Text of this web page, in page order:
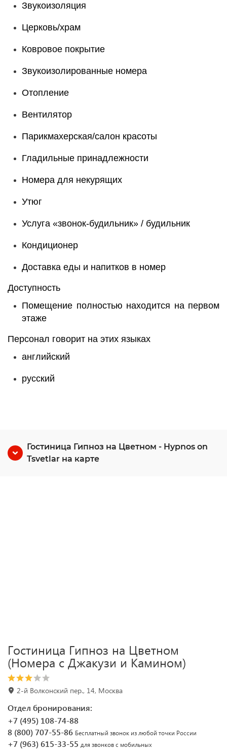
Звукоизоляция
Церковь/храм
Ковровое покрытие
Звукоизолированные номера
Отопление
Вентилятор
Парикмахерская/салон красоты
Гладильные принадлежности
Номера для некурящих
Утюг
Услуга «звонок-будильник» / будильник
Кондиционер
Доставка еды и напитков в номер
Доступность
Помещение полностью находится на первом
этаже
Персонал говорит на этих языках
английский
русский
Гостиница Гипноз на Цветном - Hypnos on
Tsvetlar на карте
Гостиница Гипноз на Цветном
(Номера с Джакузи и Камином)
2-й Волконский пер., 14, Москва
Отдел бронирования:
+7 (495) 108-74-88
8 (800) 707-55-86 Бесплатный звонок из любой точки России
+7 (963) 615-33-55 для звонков с мобильных